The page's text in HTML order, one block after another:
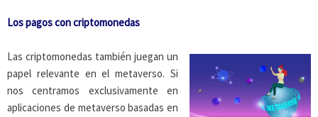
Los pagos con criptomonedas
Las criptomonedas también juegan un
papel relevante en el metaverso. Si
nos centramos exclusivamente en
aplicaciones de metaverso basadas en